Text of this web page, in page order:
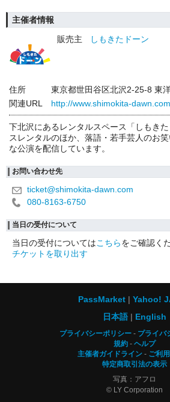
主催者情報
販売主
しもきたドーン
住所
東京都世田谷区北沢2-25-8 東
関連URL
http://www.shimokita-dawn.com
下北沢にあるレンタルスペース「しもき
スレンタルのほか、落語・若手芸人のお
な公演を配信しています。
お問い合わせ先
ticket@shimokita-dawn.com
080-8163-6750
当日の受付について
当日の受付についてはこちらをご確認く
チケットを取り出す
PassMarket
Yahoo!
日本語
English
プライバシーポリシー
プライバ
規約
ヘルプ
主催者ガイドライン
ご利
特定商取引法の表示
写真：アフロ
© LY Corporation